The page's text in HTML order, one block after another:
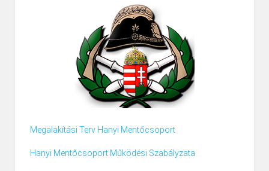
Megalakítási Terv Hanyi Mentőcsoport
Hanyi Mentőcsoport Működési Szabályzata